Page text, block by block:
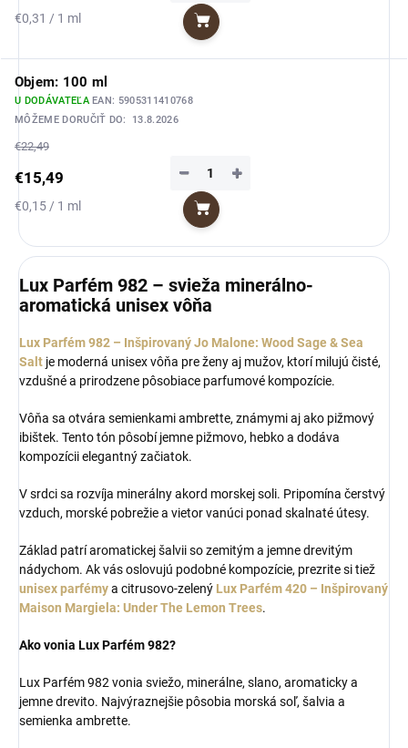
Jednotková
€0,31 / 1 ml
Do košíka
Objem: 100 ml
U DODÁVATEĽAEAN: 5905311410768
MÔŽEME DORUČIŤ DO:
13.8.2026
€22,49
€15,49
Jednotková
€0,15 / 1 ml
+
−
Do košíka
Lux Parfém 982 – svieža minerálno-
aromatická unisex vôňa
Lux Parfém 982 – Inšpirovaný Jo Malone: Wood Sage & Sea
Salt je moderná unisex vôňa pre ženy aj mužov, ktorí milujú čisté,
vzdušné a prirodzene pôsobiace parfumové kompozície.
Vôňa sa otvára semienkami ambrette, známymi aj ako pižmový
ibištek. Tento tón pôsobí jemne pižmovo, hebko a dodáva
kompozícii elegantný začiatok.
V srdci sa rozvíja minerálny akord morskej soli. Pripomína čerstvý
vzduch, morské pobrežie a vietor vanúci ponad skalnaté útesy.
Základ patrí aromatickej šalvii so zemitým a jemne drevitým
nádychom. Ak vás oslovujú podobné kompozície, prezrite si tiež
unisex parfémya citrusovo-zelený Lux Parfém 420 – Inšpirovaný
Maison Margiela: Under The Lemon Trees.
Ako vonia Lux Parfém 982?
Lux Parfém 982 vonia sviežo, minerálne, slano, aromaticky a
jemne drevito. Najvýraznejšie pôsobia morská soľ, šalvia a
semienka ambrette.